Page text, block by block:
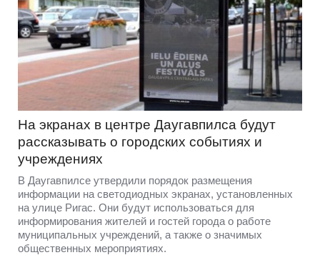
На экранах в центре Даугавпилса будут
рассказывать о городских событиях и
учреждениях
В Даугавпилсе утвердили порядок размещения
информации на светодиодных экранах, установленных
на улице Ригас. Они будут использоваться для
информирования жителей и гостей города о работе
муниципальных учреждений, а также о значимых
общественных мероприятиях.